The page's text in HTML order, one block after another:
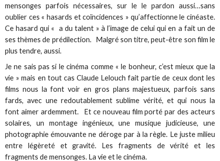
mensonges parfois nécessaires, sur le le pardon aussi…sans
oublier ces « hasards et coïncidences » qu’affectionne le cinéaste.
Ce hasard qui « a du talent » à l’image de celui qui en a fait un de
ses thèmes de prédilection. Malgré son titre, peut-être son film le
plus tendre, aussi.
Je ne sais pas si le cinéma comme « le bonheur, c’est mieux que la
vie » mais en tout cas Claude Lelouch fait partie de ceux dont les
films nous la font voir en gros plans majestueux, parfois sans
fards, avec une redoutablement sublime vérité, et qui nous la
font aimer ardemment. Et ce nouveau film porté par des acteurs
solaires, un montage ingénieux, une musique judicieuse, une
photographie émouvante ne déroge par à la règle. Le juste milieu
entre légèreté et gravité. Les fragments de vérité et les
fragments de mensonges. La vie et le cinéma.